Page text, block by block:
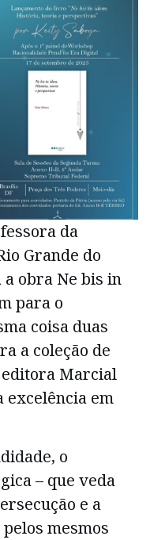
da
Grande do
a obra Ne bis in
para o
coisa duas
a coleção de
Marcial
excelência em
o
– que veda
e a
mesmos